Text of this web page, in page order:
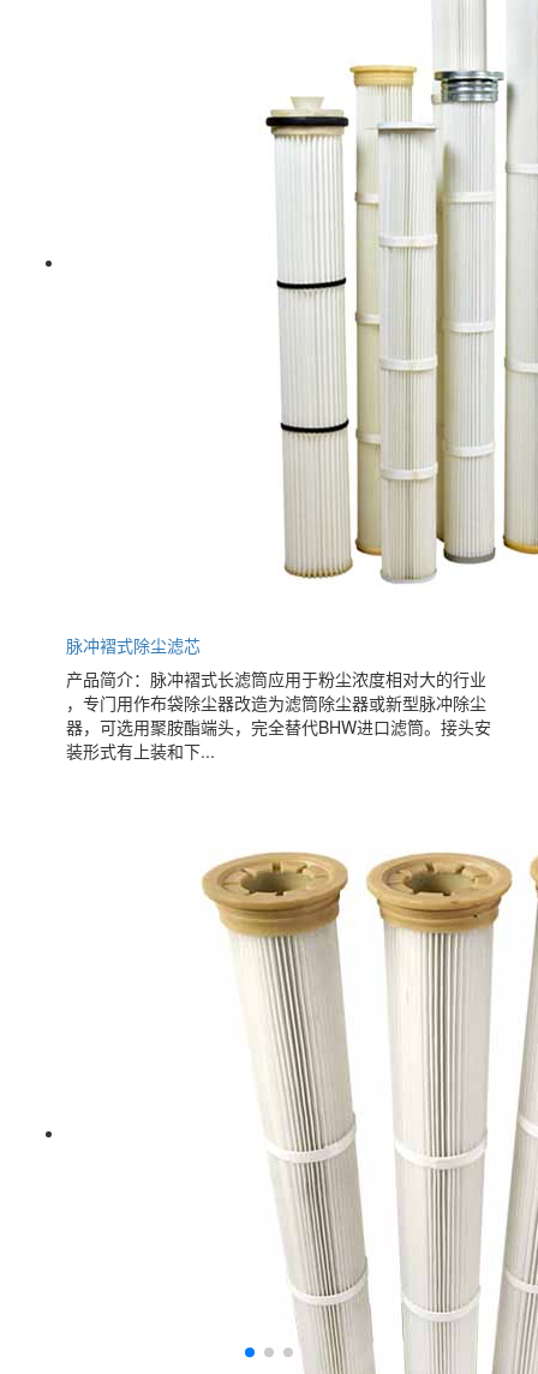
脉冲褶式除尘滤芯
产品简介：脉冲褶式长滤筒应用于粉尘浓度相对大的行业
，专门用作布袋除尘器改造为滤筒除尘器或新型脉冲除尘
器，可选用聚胺酯端头，完全替代BHW进口滤筒。接头安
装形式有上装和下...